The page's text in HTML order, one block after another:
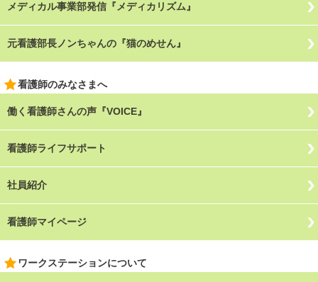
メディカル事業部発信『メディカリズム』
元看護部長ノンちゃんの『猫のめせん』
看護師のみなさまへ
働く看護師さんの声『VOICE』
看護師ライフサポート
社員紹介
看護師マイページ
ワークステーションについて